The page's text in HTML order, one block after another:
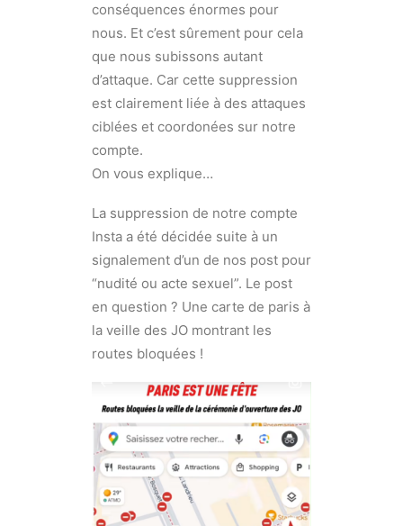
conséquences énormes pour
nous. Et c’est sûrement pour cela
que nous subissons autant
d’attaque. Car cette suppression
est clairement liée à des attaques
ciblées et coordonées sur notre
compte.
On vous explique…
La suppression de notre compte
Insta a été décidée suite à un
signalement d’un de nos post pour
“nudité ou acte sexuel”. Le post
en question ? Une carte de paris à
la veille des JO montrant les
routes bloquées !